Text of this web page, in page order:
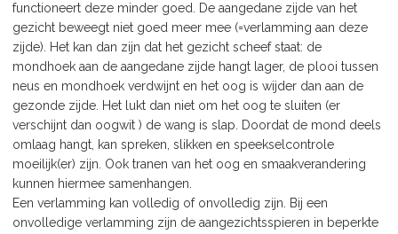
functioneert deze minder goed. De aangedane zijde van het
gezicht beweegt niet goed meer mee (=verlamming aan deze
zijde). Het kan dan zijn dat het gezicht scheef staat: de
mondhoek aan de aangedane zijde hangt lager, de plooi tussen
neus en mondhoek verdwijnt en het oog is wijder dan aan de
gezonde zijde. Het lukt dan niet om het oog te sluiten (er
verschijnt dan oogwit ) de wang is slap. Doordat de mond deels
omlaag hangt, kan spreken, slikken en speekselcontrole
moeilijk(er) zijn. Ook tranen van het oog en smaakverandering
kunnen hiermee samenhangen.
Een verlamming kan volledig of onvolledig zijn. Bij een
onvolledige verlamming zijn de aangezichtsspieren in beperkte